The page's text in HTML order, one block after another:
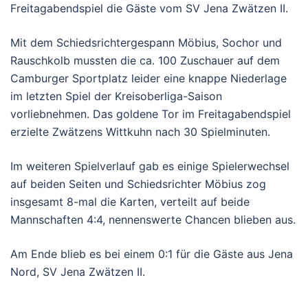
Freitagabendspiel die Gäste vom SV Jena Zwätzen II.
Mit dem Schiedsrichtergespann Möbius, Sochor und
Rauschkolb mussten die ca. 100 Zuschauer auf dem
Camburger Sportplatz leider eine knappe Niederlage
im letzten Spiel der Kreisoberliga-Saison
vorliebnehmen. Das goldene Tor im Freitagabendspiel
erzielte Zwätzens Wittkuhn nach 30 Spielminuten.
Im weiteren Spielverlauf gab es einige Spielerwechsel
auf beiden Seiten und Schiedsrichter Möbius zog
insgesamt 8-mal die Karten, verteilt auf beide
Mannschaften 4:4, nennenswerte Chancen blieben aus.
Am Ende blieb es bei einem 0:1 für die Gäste aus Jena
Nord, SV Jena Zwätzen II.